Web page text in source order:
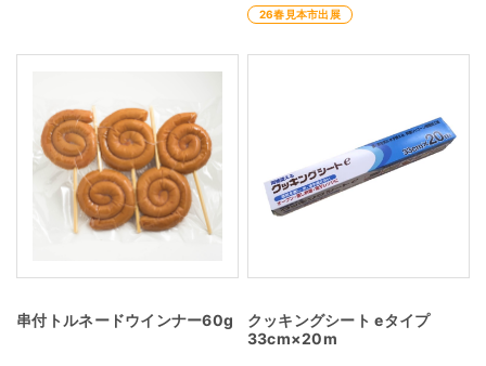
26春見本市出展
串付トルネードウインナー60g
クッキングシート eタイプ
33cm×20m